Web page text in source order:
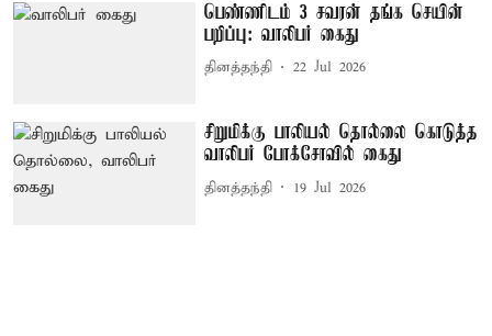
பெண்ணிடம் 3 சவரன் தங்க செயின்
பறிப்பு: வாலிபர் கைது
தினத்தந்தி 22 Jul 2026
சிறுமிக்கு பாலியல் தொல்லை கொடுத்த
வாலிபர் போக்சோவில் கைது
தினத்தந்தி 19 Jul 2026